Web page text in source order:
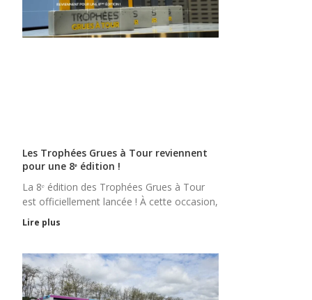
Les Trophées Grues à Tour reviennent
pour une 8ᵉ édition !
La 8ᵉ édition des Trophées Grues à Tour
est officiellement lancée ! À cette occasion,
Lire plus